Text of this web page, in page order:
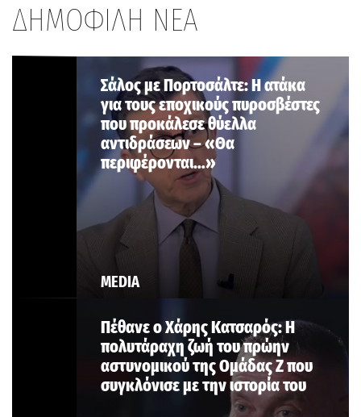
ΔΗΜΟΦΙΛΗ ΝΕΑ
MEDIA
Σάλος με Πορτοσάλτε: Η ατάκα
για τους εποχικούς πυροσβέστες
που προκάλεσε θύελλα
αντιδράσεων – «Θα
περιφέρονται…»
Πέθανε ο Χάρης Κατσαρός: Η
πολυτάραχη ζωή του πρώην
αστυνομικού της Ομάδας Ζ που
συγκλόνισε με την ιστορία του